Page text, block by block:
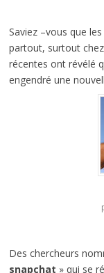
Saviez –vous que
partout, surtout
récentes ont révélé
engendré une
Des chercheurs
snapchat » qui se